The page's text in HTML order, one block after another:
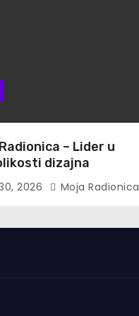
– Lider u
dizajna
2026 Moja Radionica